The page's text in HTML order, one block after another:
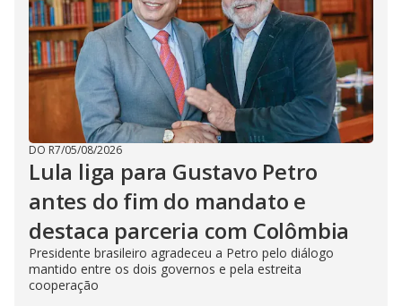
DO R7/05/08/2026
Lula liga para Gustavo Petro
antes do fim do mandato e
destaca parceria com Colômbia
Presidente brasileiro agradeceu a Petro pelo diálogo
mantido entre os dois governos e pela estreita
cooperação